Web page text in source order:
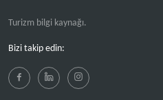
Turizm bilgi kaynağı.
Bizi takip edin: